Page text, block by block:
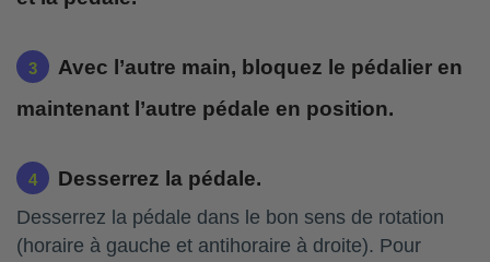
Avec l’autre main, bloquez le pédalier en
maintenant l’autre pédale en position.
Desserrez la pédale.
Desserrez la pédale dans le bon sens de rotation
(horaire à gauche et antihoraire à droite). Pour